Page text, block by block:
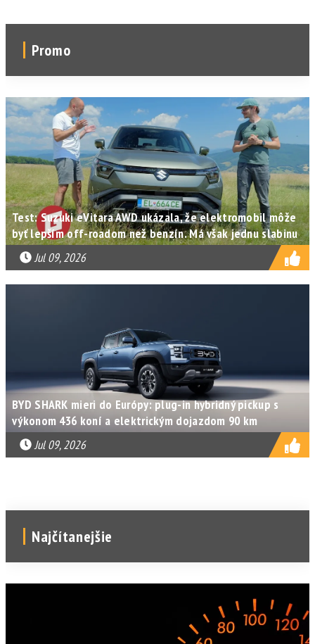
Promo
Test: Suzuki eVitara AWD ukázala, že elektromobil môže
byť lepším off-roadom než benzín. Má však jednu slabinu
Jul 09, 2026
BYD SHARK mieri do Európy: plug-in hybridný pickup s
výkonom 436 koní a elektrickým dojazdom 90 km
Jul 09, 2026
Najčítanejšie